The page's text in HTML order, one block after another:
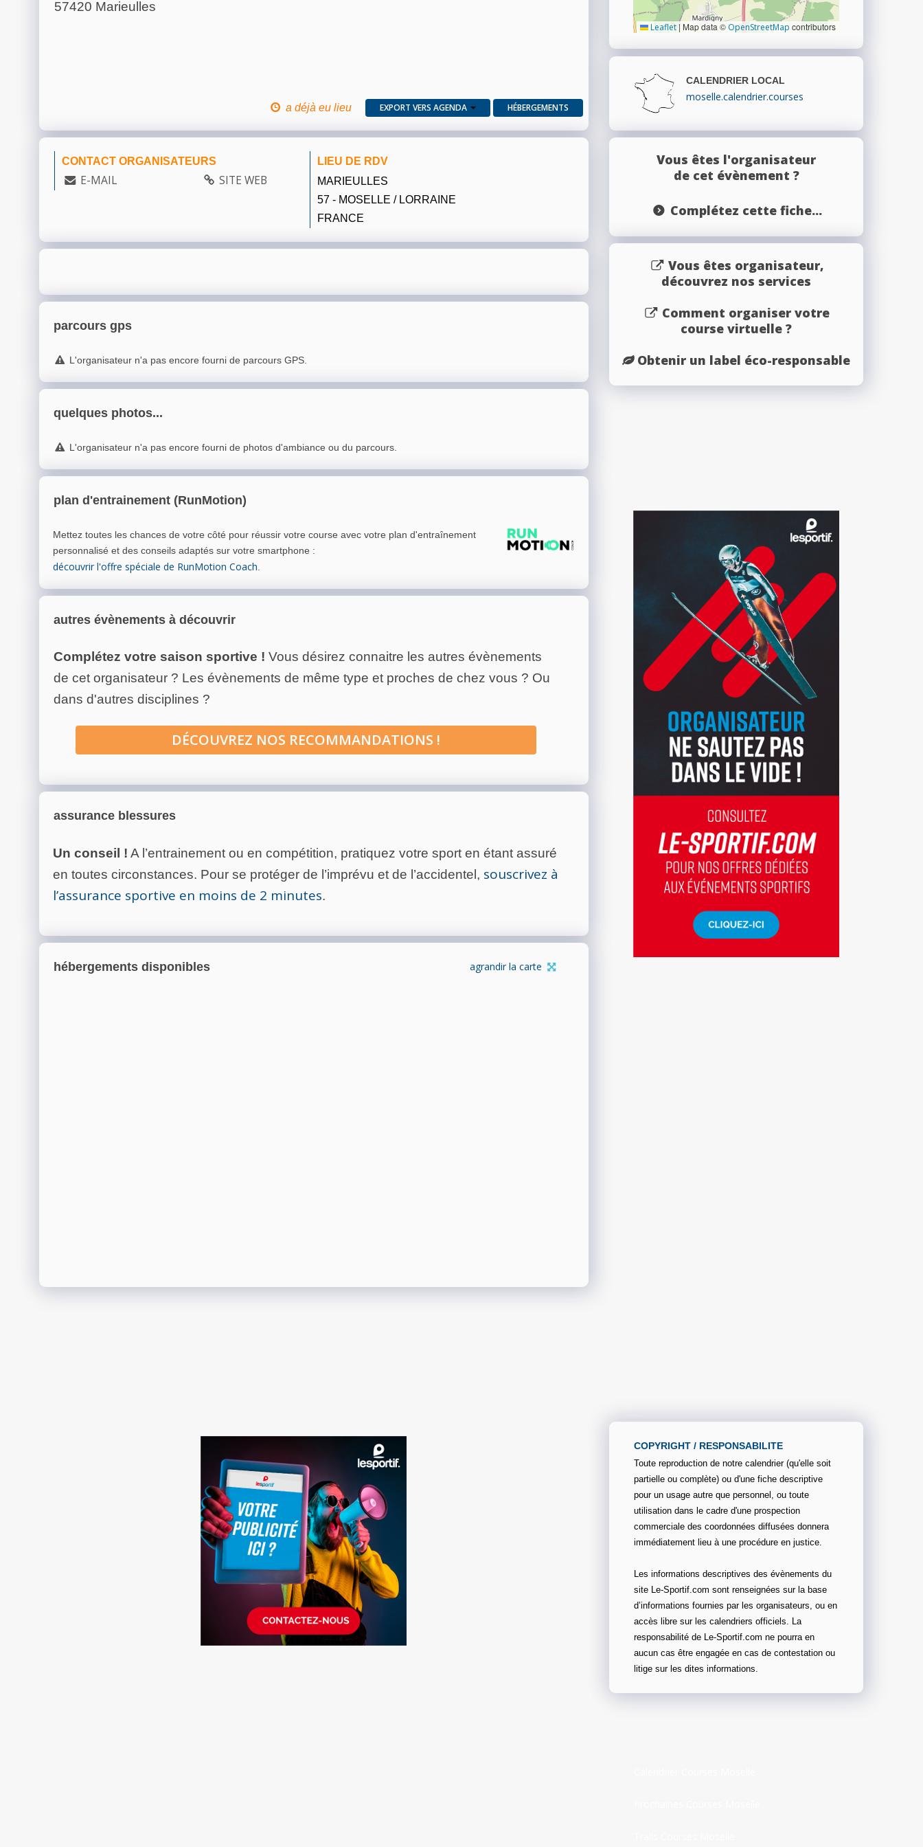
57420 Marieulles
a déjà eu lieu EXPORT VERS AGENDA HÉBERGEMENTS
CONTACT ORGANISATEURS
E-MAIL SITE WEB
LIEU DE RDV
MARIEULLES
57 - MOSELLE / LORRAINE
FRANCE
parcours gps
L'organisateur n'a pas encore fourni de parcours GPS.
quelques photos...
L'organisateur n'a pas encore fourni de photos d'ambiance ou du parcours.
plan d'entrainement (RunMotion)
Mettez toutes les chances de votre côté pour réussir votre course avec votre plan d'entraînement
personnalisé et des conseils adaptés sur votre smartphone :
découvrir l'offre spéciale de RunMotion Coach.
autres évènements à découvrir
Complétez votre saison sportive ! Vous désirez connaitre les autres évènements
de cet organisateur ? Les évènements de même type et proches de chez vous ? Ou
dans d'autres disciplines ?
DÉCOUVREZ NOS RECOMMANDATIONS !
assurance blessures
Un conseil ! A l’entrainement ou en compétition, pratiquez votre sport en étant assuré
en toutes circonstances. Pour se protéger de l’imprévu et de l’accidentel, souscrivez à
l’assurance sportive en moins de 2 minutes.
hébergements disponibles agrandir la carte
Leaflet | Map data © OpenStreetMap contributors
CALENDRIER LOCAL
moselle.calendrier.courses
Vous êtes l'organisateur
de cet évènement ?
Complétez cette fiche...
Vous êtes organisateur,
découvrez nos services
Comment organiser votre
course virtuelle ?
Obtenir un label éco-responsable
COPYRIGHT / RESPONSABILITE
Toute reproduction de notre calendrier (qu'elle soit
partielle ou complète) ou d'une fiche descriptive
pour un usage autre que personnel, ou toute
utilisation dans le cadre d'une prospection
commerciale des coordonnées diffusées donnera
immédiatement lieu à une procédure en justice.
Les informations descriptives des évènements du
site Le-Sportif.com sont renseignées sur la base
d’informations fournies par les organisateurs, ou en
accès libre sur les calendriers officiels. La
responsabilité de Le-Sportif.com ne pourra en
aucun cas être engagée en cas de contestation ou
litige sur les dites informations.